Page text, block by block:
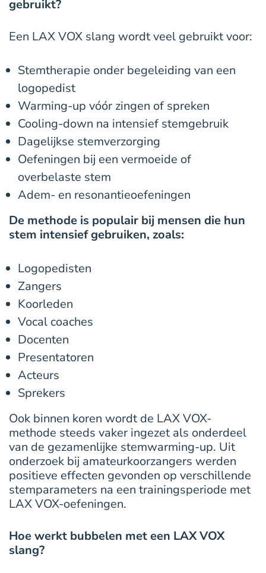
gebruikt?
Een LAX VOX slang wordt veel gebruikt voor:
Stemtherapie onder begeleiding van een
logopedist
Warming-up vóór zingen of spreken
Cooling-down na intensief stemgebruik
Dagelijkse stemverzorging
Oefeningen bij een vermoeide of
overbelaste stem
Adem- en resonantieoefeningen
De methode is populair bij mensen die hun
stem intensief gebruiken, zoals:
Logopedisten
Zangers
Koorleden
Vocal coaches
Docenten
Presentatoren
Acteurs
Sprekers
Ook binnen koren wordt de LAX VOX-
methode steeds vaker ingezet als onderdeel
van de gezamenlijke stemwarming-up. Uit
onderzoek bij amateurkoorzangers werden
positieve effecten gevonden op verschillende
stemparameters na een trainingsperiode met
LAX VOX-oefeningen.
Hoe werkt bubbelen met een LAX VOX
slang?